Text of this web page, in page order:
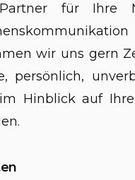
für Ihre
wir uns gern
persönlich,
Hinblick auf